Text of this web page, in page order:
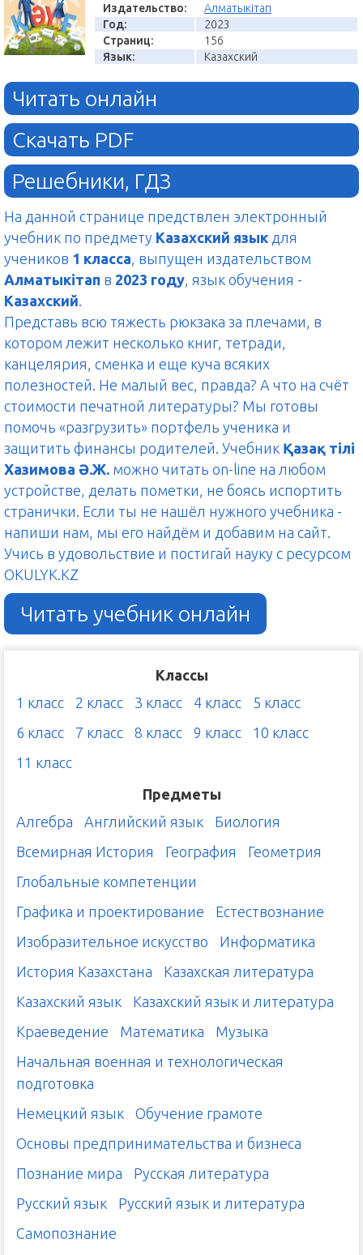
Издательство:
Алматыкітап
Год:
2023
Страниц:
156
Язык:
Казахский
Читать онлайн
Скачать PDF
Решебники, ГДЗ
На данной странице предствлен электронный
учебник по предмету Казахский язык для
учеников 1 класса, выпущен издательством
Алматыкітап в 2023 году, язык обучения -
Казахский.
Представь всю тяжесть рюкзака за плечами, в
котором лежит несколько книг, тетради,
канцелярия, сменка и еще куча всяких
полезностей. Не малый вес, правда? А что на счёт
стоимости печатной литературы? Мы готовы
помочь «разгрузить» портфель ученика и
защитить финансы родителей. Учебник Қазақ тілі
Хазимова Ә.Ж. можно читать on-line на любом
устройстве, делать пометки, не боясь испортить
странички. Если ты не нашёл нужного учебника -
напиши нам, мы его найдём и добавим на сайт.
Учись в удовольствие и постигай науку с ресурсом
OKULYK.KZ
Читать учебник онлайн
Классы
1 класс
2 класс 3 класс 4 класс
5 класс
6 класс
7 класс 8 класс 9 класс
10 класс
11 класс
Предметы
Алгебра
Английский язык
Биология
Всемирная История
География
Геометрия
Глобальные компетенции
Графика и проектирование
Естествознание
Изобразительное искусство
Информатика
История Казахстана
Казахская литература
Казахский язык
Казахский язык и литература
Краеведение
Математика
Музыка
Начальная военная и технологическая
подготовка
Немецкий язык
Обучение грамоте
Основы предпринимательства и бизнеса
Познание мира
Русская литература
Русский язык
Русский язык и литература
Самопознание